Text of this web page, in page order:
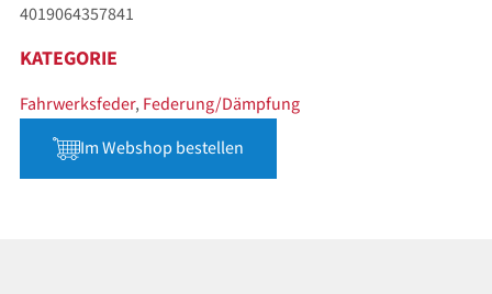
4019064357841
KATEGORIE
Fahrwerksfeder, Federung/Dämpfung
Im Webshop bestellen